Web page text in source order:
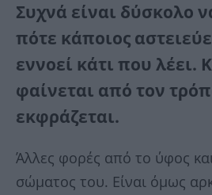
Συχνά είναι δύσκολο
πότε κάποιος
εννοεί κάτι που λέει.
φαίνεται από τον
εκφράζεται.
Άλλες φορές από το ύφος και
σώματος του. Είναι όμως